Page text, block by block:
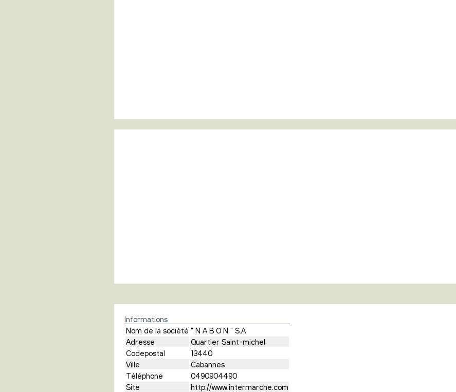
Informations
Nom de la société " N A B O N " S.A
Adresse
Quartier Saint-michel
Codepostal
13440
Ville
Cabannes
Téléphone
0490904490
Site
http://www.intermarche.com